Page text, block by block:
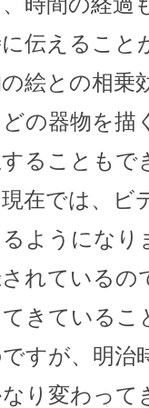
伝えること
絵との相乗
の器物を描
ることもで
在では、ビ
るようになり
れているの
てきているこ
すが、明治
り変わって